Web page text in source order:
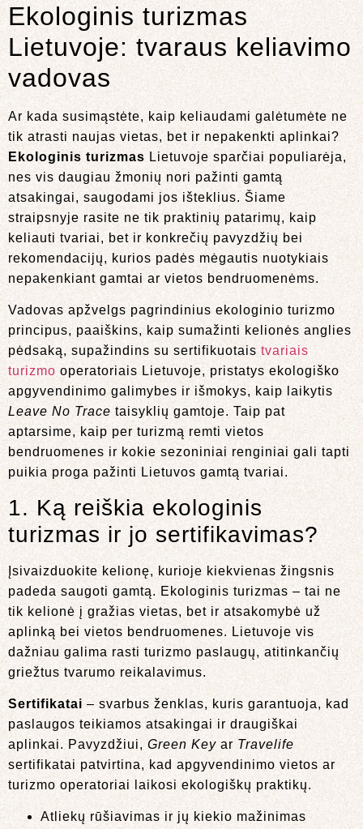
Ekologinis turizmas
Lietuvoje: tvaraus keliavimo
vadovas
Ar kada susimąstėte, kaip keliaudami galėtumėte ne
tik atrasti naujas vietas, bet ir nepakenkti aplinkai?
Ekologinis turizmas Lietuvoje sparčiai populiarėja,
nes vis daugiau žmonių nori pažinti gamtą
atsakingai, saugodami jos išteklius. Šiame
straipsnyje rasite ne tik praktinių patarimų, kaip
keliauti tvariai, bet ir konkrečių pavyzdžių bei
rekomendacijų, kurios padės mėgautis nuotykiais
nepakenkiant gamtai ar vietos bendruomenėms.
Vadovas apžvelgs pagrindinius ekologinio turizmo
principus, paaiškins, kaip sumažinti kelionės anglies
pėdsaką, supažindins su sertifikuotais tvariais
turizmo operatoriais Lietuvoje, pristatys ekologiško
apgyvendinimo galimybes ir išmokys, kaip laikytis
Leave No Trace taisyklių gamtoje. Taip pat
aptarsime, kaip per turizmą remti vietos
bendruomenes ir kokie sezoniniai renginiai gali tapti
puikia proga pažinti Lietuvos gamtą tvariai.
1. Ką reiškia ekologinis
turizmas ir jo sertifikavimas?
Įsivaizduokite kelionę, kurioje kiekvienas žingsnis
padeda saugoti gamtą. Ekologinis turizmas – tai ne
tik kelionė į gražias vietas, bet ir atsakomybė už
aplinką bei vietos bendruomenes. Lietuvoje vis
dažniau galima rasti turizmo paslaugų, atitinkančių
griežtus tvarumo reikalavimus.
Sertifikatai – svarbus ženklas, kuris garantuoja, kad
paslaugos teikiamos atsakingai ir draugiškai
aplinkai. Pavyzdžiui, Green Key ar Travelife
sertifikatai patvirtina, kad apgyvendinimo vietos ar
turizmo operatoriai laikosi ekologiškų praktikų.
Atliekų rūšiavimas ir jų kiekio mažinimas